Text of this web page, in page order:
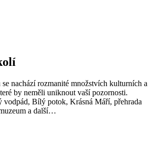
nachází rozmanité množstvích kulturních a
by neměli uniknout vaší pozornosti.
Bílý potok, Krásná Máří, přehrada
a další…